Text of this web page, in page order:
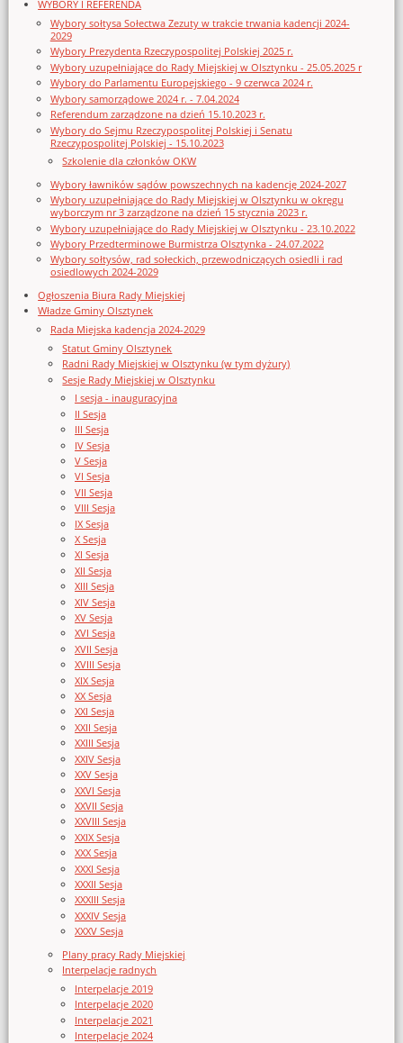
WYBORY I REFERENDA
Wybory sołtysa Sołectwa Zezuty w trakcie trwania kadencji 2024-
2029
Wybory Prezydenta Rzeczypospolitej Polskiej 2025 r.
Wybory uzupełniające do Rady Miejskiej w Olsztynku - 25.05.2025 r
Wybory do Parlamentu Europejskiego - 9 czerwca 2024 r.
Wybory samorządowe 2024 r. - 7.04.2024
Referendum zarządzone na dzień 15.10.2023 r.
Wybory do Sejmu Rzeczypospolitej Polskiej i Senatu
Rzeczypospolitej Polskiej - 15.10.2023
Szkolenie dla członków OKW
Wybory ławników sądów powszechnych na kadencję 2024-2027
Wybory uzupełniające do Rady Miejskiej w Olsztynku w okręgu
wyborczym nr 3 zarządzone na dzień 15 stycznia 2023 r.
Wybory uzupełniające do Rady Miejskiej w Olsztynku - 23.10.2022
Wybory Przedterminowe Burmistrza Olsztynka - 24.07.2022
Wybory sołtysów, rad sołeckich, przewodniczących osiedli i rad
osiedlowych 2024-2029
Ogłoszenia Biura Rady Miejskiej
Władze Gminy Olsztynek
Rada Miejska kadencja 2024-2029
Statut Gminy Olsztynek
Radni Rady Miejskiej w Olsztynku (w tym dyżury)
Sesje Rady Miejskiej w Olsztynku
I sesja - inauguracyjna
II Sesja
III Sesja
IV Sesja
V Sesja
VI Sesja
VII Sesja
VIII Sesja
IX Sesja
X Sesja
XI Sesja
XII Sesja
XIII Sesja
XIV Sesja
XV Sesja
XVI Sesja
XVII Sesja
XVIII Sesja
XIX Sesja
XX Sesja
XXI Sesja
XXII Sesja
XXIII Sesja
XXIV Sesja
XXV Sesja
XXVI Sesja
XXVII Sesja
XXVIII Sesja
XXIX Sesja
XXX Sesja
XXXI Sesja
XXXII Sesja
XXXIII Sesja
XXXIV Sesja
XXXV Sesja
Plany pracy Rady Miejskiej
Interpelacje radnych
Interpelacje 2019
Interpelacje 2020
Interpelacje 2021
Interpelacje 2024